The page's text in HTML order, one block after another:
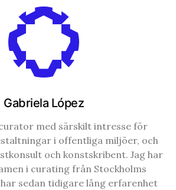
Gabriela López
med särskilt intresse för
i offentliga miljöer, och
och konstskribent. Jag har
i curating från Stockholms
sedan tidigare lång erfarenhet